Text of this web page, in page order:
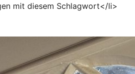
mit diesem Schlagwort</li>